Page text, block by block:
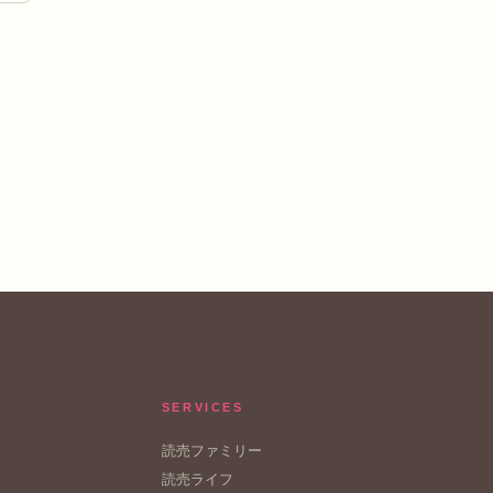
SERVICES
読売ファミリー
読売ライフ